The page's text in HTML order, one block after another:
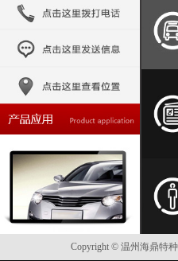
Copyright © 温州海鼎特